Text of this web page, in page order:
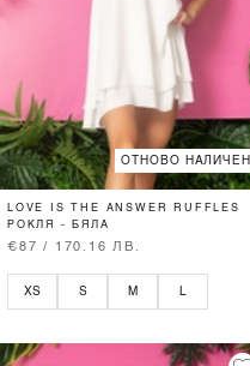
ОТНОВО НАЛИЧЕН
LOVE IS THE ANSWER RUFFLES
РОКЛЯ - БЯЛА
€87 / 170.16 ЛВ.
XS S M L